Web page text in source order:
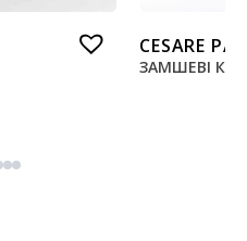
CESARE
ЗАМШЕВІ